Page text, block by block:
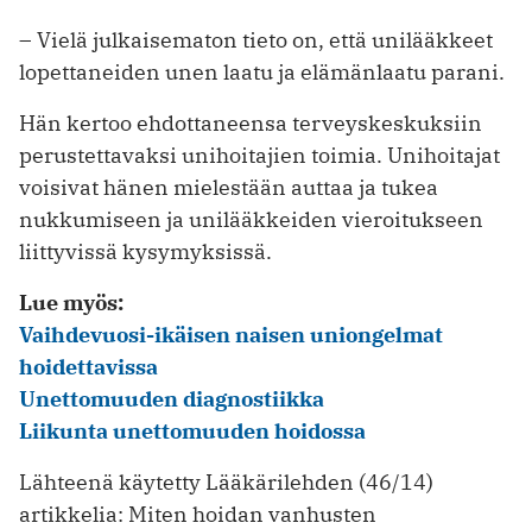
– Vielä julkaisematon tieto on, että unilääkkeet
lopettaneiden unen laatu ja elämänlaatu parani.
Hän kertoo ehdottaneensa terveyskeskuksiin
perustettavaksi unihoitajien toimia. Unihoitajat
voisivat hänen mielestään auttaa ja tukea
nukkumiseen ja unilääkkeiden vieroitukseen
liittyvissä kysymyksissä.
Lue myös:
Vaihdevuosi-ikäisen naisen uniongelmat
hoidettavissa
Unettomuuden diagnostiikka
Liikunta unettomuuden hoidossa
Lähteenä käytetty Lääkärilehden (46/14)
artikkelia: Miten hoidan vanhusten